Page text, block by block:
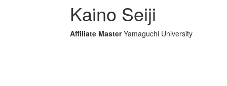
Kaino Seiji
Affiliate Master Yamaguchi University